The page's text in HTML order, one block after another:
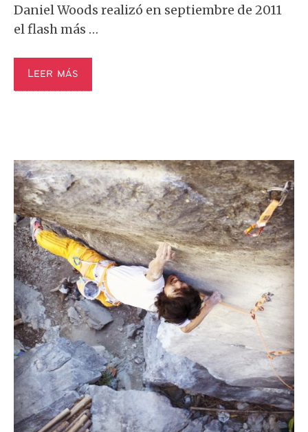
Daniel Woods realizó en septiembre de 2011
el flash más …
Leer más